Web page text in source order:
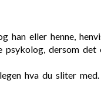
han eller henne,
dersom det
hva du sliter